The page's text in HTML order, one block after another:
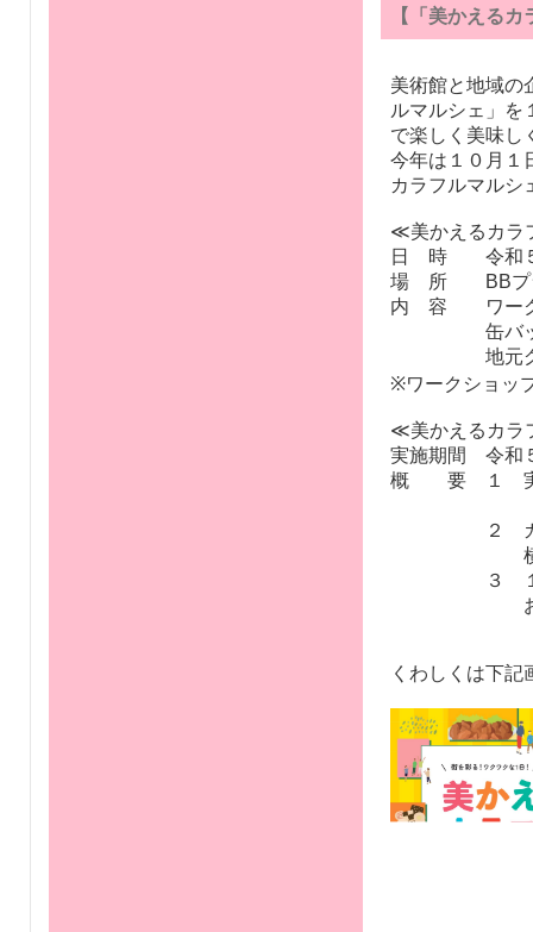
【「美かえる
美術館と地域の
ルマルシェ」を
で楽しく美味し
今年は１０月１
カラフルマルシ
≪美かえるカラ
日 時 令和５
場 所 BBプラ
内 容 ワークシ
缶バッジづ
地元グル
※ワークショッ
≪美かえるカラ
実施期間 令和
概 要 １ 実施
２ カラフル
横尾忠則現
３ １と２の
お持ちいた
くわしくは下記